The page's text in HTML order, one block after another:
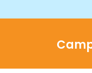
små
Også